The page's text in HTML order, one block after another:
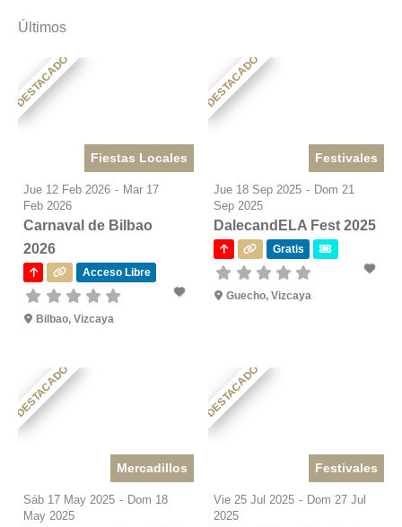
Últimos
DESTACADO
Fiestas Locales
Jue 12 Feb 2026 - Mar 17
Feb 2026
Carnaval de Bilbao
2026
Acceso Libre
Bilbao, Vizcaya
DESTACADO
Festivales
Jue 18 Sep 2025 - Dom 21
Sep 2025
DalecandELA Fest 2025
Gratis
Guecho, Vizcaya
DESTACADO
Mercadillos
Sáb 17 May 2025 - Dom 18
May 2025
DESTACADO
Festivales
Vie 25 Jul 2025 - Dom 27 Jul
2025